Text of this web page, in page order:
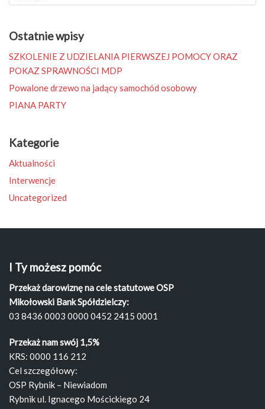
Ostatnie wpisy
SZKOLENIE Z UDZIELANIA PIERWSZEJ POMOCY ORAZ
POKAZ SPRAWNOŚCI MDP
Powalone drzewo na jadący samochód osobowy
PIANA PARTY
Kategorie
Aktualności
Interwencje
Uncategorized
I Ty możesz pomóc
Przekaż darowiznę na cele statutowe OSP
Mikołowski Bank Spółdzielczy:
03 8436 0003 0000 0452 2415 0001
Przekaż nam swój 1,5%
KRS: 0000 116 212
Cel szczegółowy:
OSP Rybnik – Niewiadom
Rybnik ul. Ignacego Mościckiego 24